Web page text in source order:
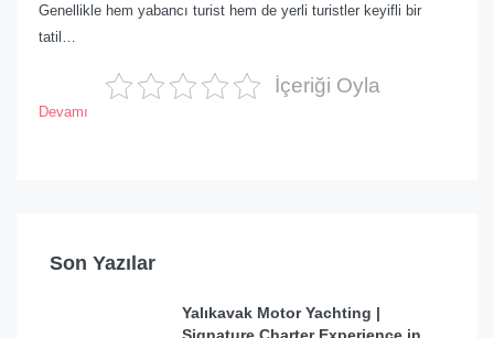
Genellikle hem yabancı turist hem de yerli turistler keyifli bir
tatil…
İçeriği Oyla
Devamı
Son Yazılar
Yalıkavak Motor Yachting |
Signature Charter Experience in